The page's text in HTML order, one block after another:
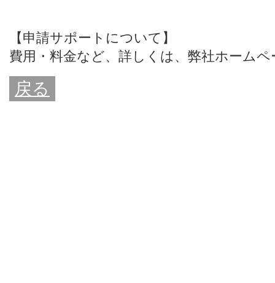
【申請サポートについて】
費用・料金など、詳しくは、 弊社ホームペ
戻る